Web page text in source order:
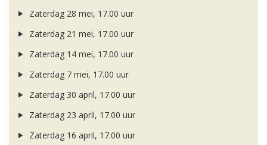
Zaterdag 28 mei, 17.00 uur
Zaterdag 21 mei, 17.00 uur
Zaterdag 14 mei, 17.00 uur
Zaterdag 7 mei, 17.00 uur
Zaterdag 30 april, 17.00 uur
Zaterdag 23 april, 17.00 uur
Zaterdag 16 april, 17.00 uur